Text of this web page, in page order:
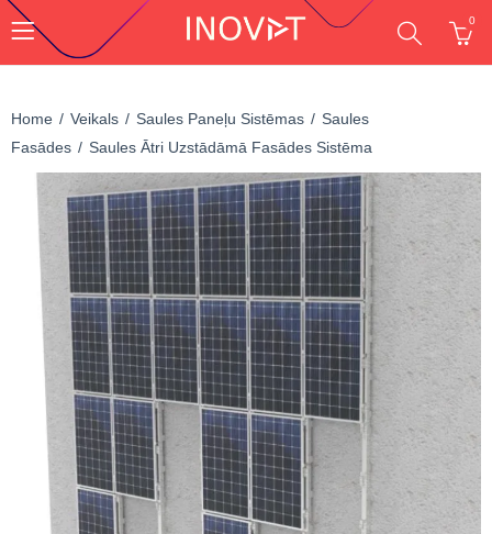
0
Home Veikals Saules Paneļu Sistēmas
Saules
Fasādes
Saules Ātri Uzstādāmā Fasādes Sistēma